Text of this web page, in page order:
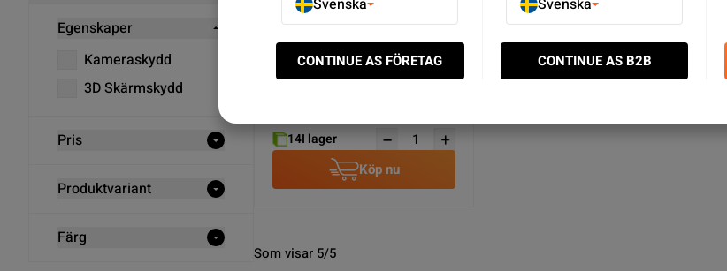
Egenskaper
Kameraskydd
3D Skärmskydd
Pris
Produktvariant
Färg
Kameraskydd Samsung Galaxy
A51 Härdat Glas - Svart
14I lager
Köp nu
Som visar 5/5
Svenska
CONTINUE AS FÖRETAG
Svenska
CONTINUE AS B2B